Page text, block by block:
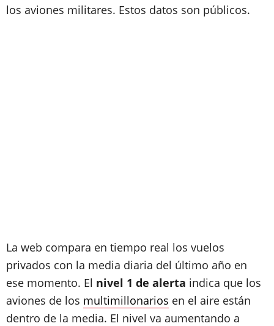
los aviones militares. Estos datos son públicos.
La web compara en tiempo real los vuelos
privados con la media diaria del último año en
ese momento. El nivel 1 de alerta indica que los
aviones de los multimillonarios en el aire están
dentro de la media. El nivel va aumentando a